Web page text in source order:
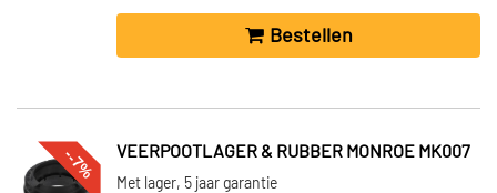
Bestellen
--7% VEERPOOTLAGER & RUBBER MONROE MK007
Met lager, 5 jaar garantie